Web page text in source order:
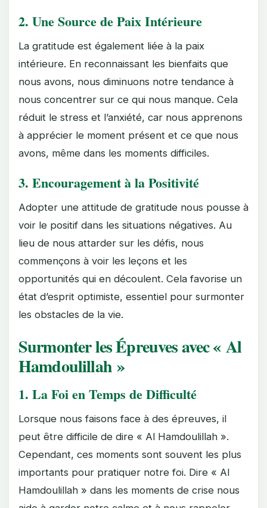
2. Une Source de Paix Intérieure
La gratitude est également liée à la paix
intérieure. En reconnaissant les bienfaits que
nous avons, nous diminuons notre tendance à
nous concentrer sur ce qui nous manque. Cela
réduit le stress et l’anxiété, car nous apprenons
à apprécier le moment présent et ce que nous
avons, même dans les moments difficiles.
3. Encouragement à la Positivité
Adopter une attitude de gratitude nous pousse à
voir le positif dans les situations négatives. Au
lieu de nous attarder sur les défis, nous
commençons à voir les leçons et les
opportunités qui en découlent. Cela favorise un
état d’esprit optimiste, essentiel pour surmonter
les obstacles de la vie.
Surmonter les Épreuves avec « Al
Hamdoulillah »
1. La Foi en Temps de Difficulté
Lorsque nous faisons face à des épreuves, il
peut être difficile de dire « Al Hamdoulillah ».
Cependant, ces moments sont souvent les plus
importants pour pratiquer notre foi. Dire « Al
Hamdoulillah » dans les moments de crise nous